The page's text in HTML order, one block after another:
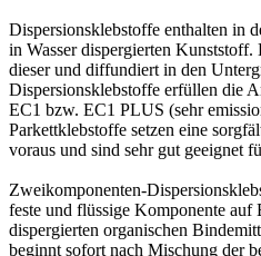
Dispersionsklebstoffe enthalten in
in Wasser dispergierten
dieser und diffundiert in den
Dispersionsklebstoffe erfüllen die
EC1 bzw. EC1 PLUS (sehr
Parkettklebstoffe setzen eine
voraus und sind sehr gut geeignet
Zweikomponenten-
feste und flüssige Komponente auf
dispergierten organischen
beginnt sofort nach Mischung der